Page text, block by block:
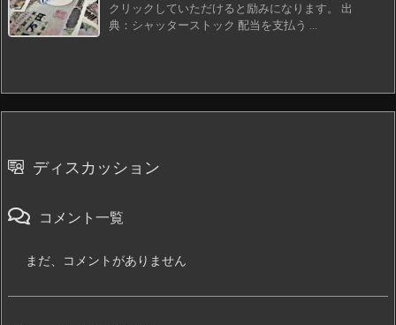
クリックしていただけると励みになります。 出
典：シャッターストック 配当を支払う ...
ディスカッション
コメント一覧
まだ、コメントがありません